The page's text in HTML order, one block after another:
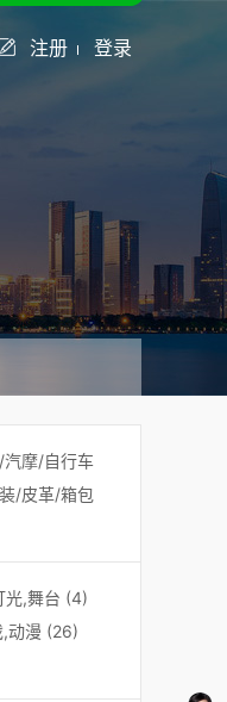
注册 登录
摩/自行车
/皮革/箱包
光,舞台 (4)
,动漫 (26)